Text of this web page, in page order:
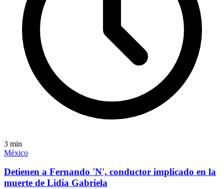
3 min
México
Detienen a Fernando 'N', conductor implicado en la
muerte de Lidia Gabriela